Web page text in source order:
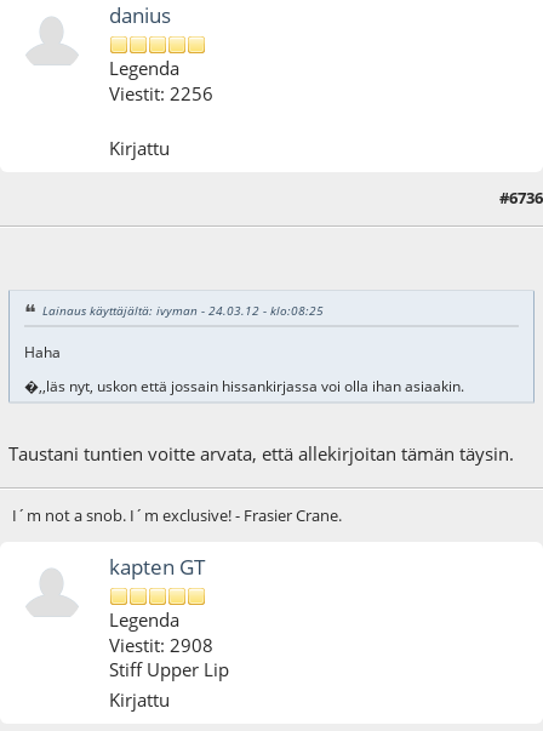
danius
Legenda
Viestit: 2256
Kirjattu
#6736
Lainaus käyttäjältä: ivyman - 24.03.12 - klo:08:25
Haha
�,,läs nyt, uskon että jossain hissankirjassa voi olla ihan asiaakin.
Taustani tuntien voitte arvata, että allekirjoitan tämän täysin.
I´m not a snob. I´m exclusive! - Frasier Crane.
kapten GT
Legenda
Viestit: 2908
Stiff Upper Lip
Kirjattu